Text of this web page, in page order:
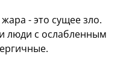
- это сущее зло.
люди с ослабленным